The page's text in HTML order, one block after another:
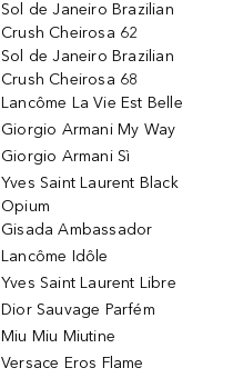
Sol de Janeiro Brazilian
Crush Cheirosa 62
Sol de Janeiro Brazilian
Crush Cheirosa 68
Lancôme La Vie Est Belle
Giorgio Armani My Way
Giorgio Armani Sì
Yves Saint Laurent Black
Opium
Gisada Ambassador
Lancôme Idôle
Yves Saint Laurent Libre
Dior Sauvage Parfém
Miu Miu Miutine
Versace Eros Flame